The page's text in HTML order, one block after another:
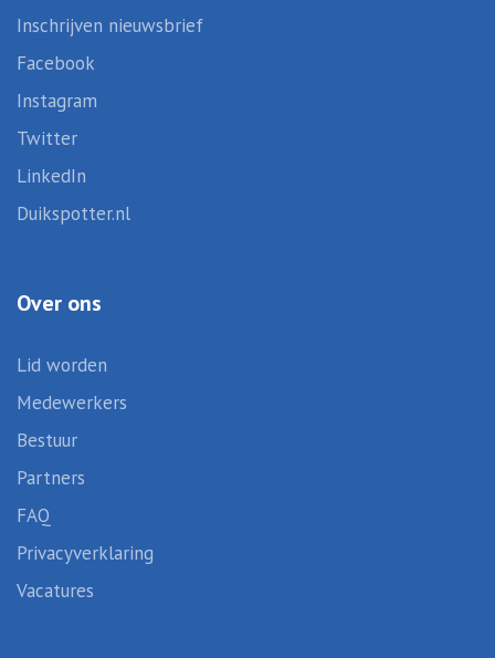
Inschrijven nieuwsbrief
Facebook
Instagram
Twitter
LinkedIn
Duikspotter.nl
Over ons
Lid worden
Medewerkers
Bestuur
Partners
FAQ
Privacyverklaring
Vacatures